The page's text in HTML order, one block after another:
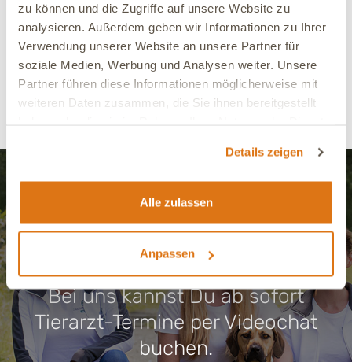
zu können und die Zugriffe auf unsere Website zu
analysieren. Außerdem geben wir Informationen zu Ihrer
Verwendung unserer Website an unsere Partner für
soziale Medien, Werbung und Analysen weiter. Unsere
Partner führen diese Informationen möglicherweise mit
weiteren Daten zusammen, die Sie ihnen bereitgestellt
Details zeigen
Alle zulassen
Anpassen
Deiner Wahl für nur 12,90 € oder versuche es mit
unserem Futterberater.
Zum Futterberater
Futterproben bestellen
Schon entdeckt?
Bei uns kannst Du ab sofort
Tierarzt-Termine per Videochat
buchen.